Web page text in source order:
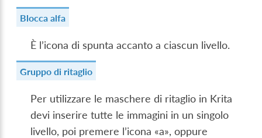
Blocca alfa
È l’icona di spunta accanto a ciascun livello.
Gruppo di ritaglio
Per utilizzare le maschere di ritaglio in Krita
devi inserire tutte le immagini in un singolo
livello, poi premere l’icona «a», oppure